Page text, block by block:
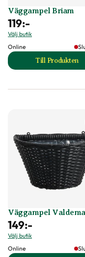
Väggampel Briam
119:-
Välj butik
Online
Till Produkten
till
Väggampel
149:-
Välj butik
Online